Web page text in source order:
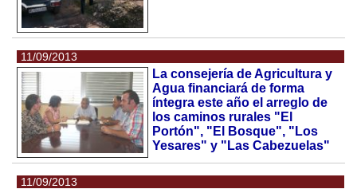
11/09/2013
La consejería de Agricultura y
Agua financiará de forma
íntegra este año el arreglo de
los caminos rurales "El
Portón", "El Bosque", "Los
Yesares" y "Las Cabezuelas"
11/09/2013